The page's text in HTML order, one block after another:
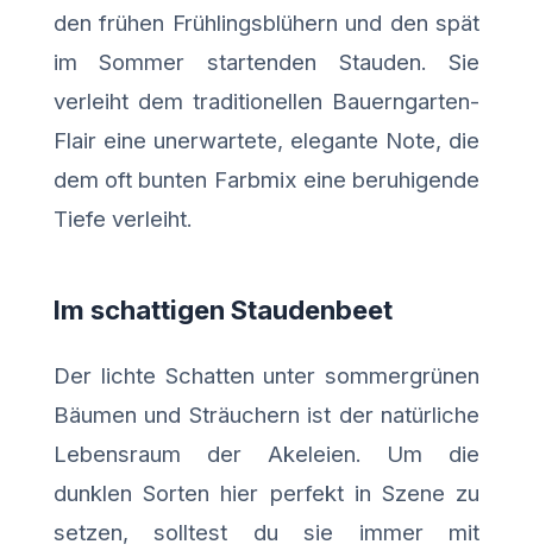
den frühen Frühlingsblühern und den spät
im Sommer startenden Stauden. Sie
verleiht dem traditionellen Bauerngarten-
Flair eine unerwartete, elegante Note, die
dem oft bunten Farbmix eine beruhigende
Tiefe verleiht.
Im schattigen Staudenbeet
Der lichte Schatten unter sommergrünen
Bäumen und Sträuchern ist der natürliche
Lebensraum der Akeleien. Um die
dunklen Sorten hier perfekt in Szene zu
setzen, solltest du sie immer mit